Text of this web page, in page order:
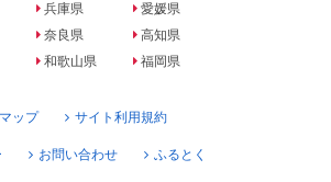
兵庫県
奈良県
和歌山県
愛媛県
高知県
福岡県
ップ サイト利用規約
お問い合わせ ふるとく